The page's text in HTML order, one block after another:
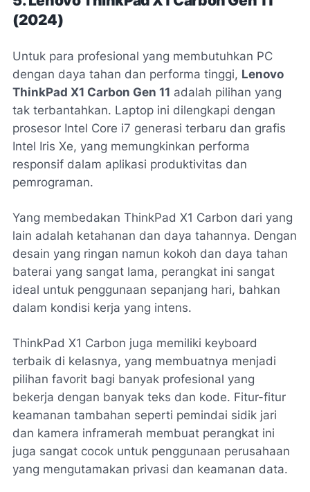
(2024)
Untuk para profesional yang membutuhkan PC
dengan daya tahan dan performa tinggi, Lenovo
ThinkPad X1 Carbon Gen 11 adalah pilihan yang
tak terbantahkan. Laptop ini dilengkapi dengan
prosesor Intel Core i7 generasi terbaru dan grafis
Intel Iris Xe, yang memungkinkan performa
responsif dalam aplikasi produktivitas dan
pemrograman.
Yang membedakan ThinkPad X1 Carbon dari yang
lain adalah ketahanan dan daya tahannya. Dengan
desain yang ringan namun kokoh dan daya tahan
baterai yang sangat lama, perangkat ini sangat
ideal untuk penggunaan sepanjang hari, bahkan
dalam kondisi kerja yang intens.
ThinkPad X1 Carbon juga memiliki keyboard
terbaik di kelasnya, yang membuatnya menjadi
pilihan favorit bagi banyak profesional yang
bekerja dengan banyak teks dan kode. Fitur-fitur
keamanan tambahan seperti pemindai sidik jari
dan kamera inframerah membuat perangkat ini
juga sangat cocok untuk penggunaan perusahaan
yang mengutamakan privasi dan keamanan data.